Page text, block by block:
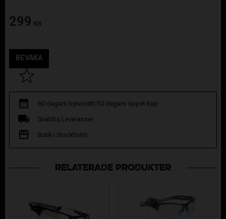
299 KR
Lägg till i favoriter
BEVAKA
60 dagars bytesrätt/30 dagars öppet köp
Snabba Leveranser
Butik i Stockholm
RELATERADE PRODUKTER